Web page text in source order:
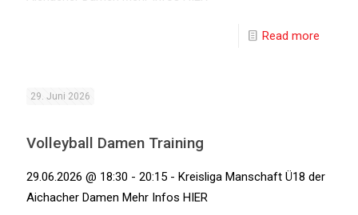
Read more
29. Juni 2026
Volleyball Damen Training
29.06.2026 @ 18:30 - 20:15 - Kreisliga Manschaft Ü18 der
Aichacher Damen Mehr Infos HIER